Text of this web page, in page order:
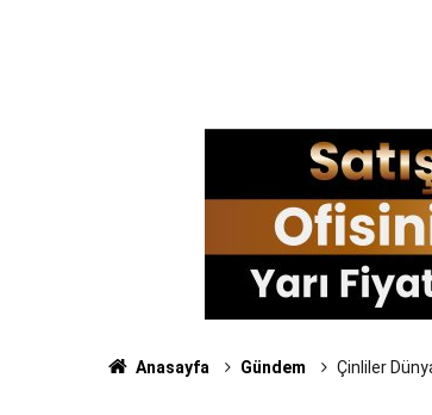
Anasayfa Gündem Çinliler